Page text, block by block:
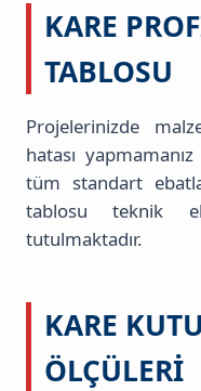
KARE
TABLOSU
Projelerinizde
hatası
tüm standart
tablosu teknik
tutulmaktadır.
KARE
ÖLÇÜLERI